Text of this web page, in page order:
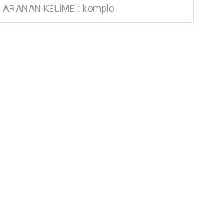
ARANAN KELİME : komplo